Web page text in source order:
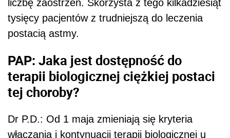
liczbę zaostrzeń. Skorzysta z tego kilkadziesiąt
tysięcy pacjentów z trudniejszą do leczenia
postacią astmy.
PAP: Jaka jest dostępność do
terapii biologicznej ciężkiej postaci
tej choroby?
Dr P.D.: Od 1 maja zmieniają się kryteria
włączania i kontynuacji terapii biologicznej u